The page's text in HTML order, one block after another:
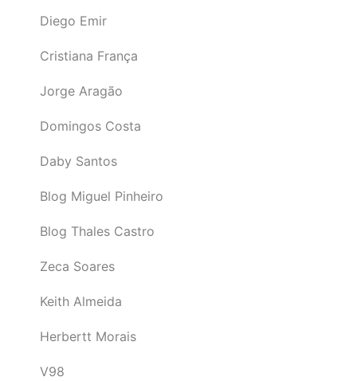
Diego Emir
Cristiana França
Jorge Aragão
Domingos Costa
Daby Santos
Blog Miguel Pinheiro
Blog Thales Castro
Zeca Soares
Keith Almeida
Herbertt Morais
V98